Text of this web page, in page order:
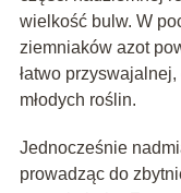
wielkość bulw. W
ziemniaków azot
łatwo
młodych roślin.
Jednocześnie
prowadząc do